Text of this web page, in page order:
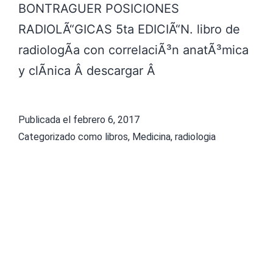
D
E
N
C
M
BONTRAGUER POSICIONES
RADIOLÃ“GICAS 5ta EDICIÃ“N. libro de
radiologÃ­a con correlaciÃ³n anatÃ³mica
y clÃ­nica Â descargar Â
Publicada el febrero 6, 2017
Categorizado como libros, Medicina, radiologia